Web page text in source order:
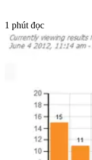
1 phút đọc